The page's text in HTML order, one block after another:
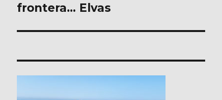
entradas
frontera… Elvas